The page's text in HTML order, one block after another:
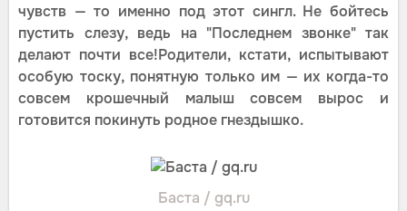
чувств — то именно под этот сингл. Не бойтесь
пустить слезу, ведь на "Последнем звонке" так
делают почти все!Родители, кстати, испытывают
особую тоску, понятную только им — их когда-то
совсем крошечный малыш совсем вырос и
готовится покинуть родное гнездышко.
Баста / gq.ru